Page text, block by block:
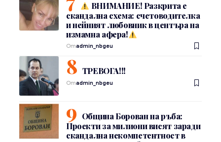
ВНИМАНИЕ! Разкрита е
скандална схема: счетоводителка
и нейният любовник в центъра на
измамна афера!
Отadmin_nbgeu
ТРЕВОГА!!!
Отadmin_nbgeu
Община Борован на ръба:
Проекти за милиони висят заради
скандална некомпетентност в